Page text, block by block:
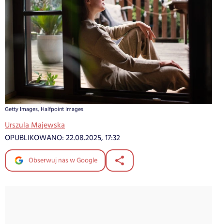
Getty Images, Halfpoint Images
Urszula Majewska
OPUBLIKOWANO: 22.08.2025, 17:32
Obserwuj nas w Google